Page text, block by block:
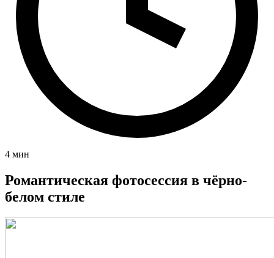
4 мин
Романтическая фотосессия в чёрно-
белом стиле